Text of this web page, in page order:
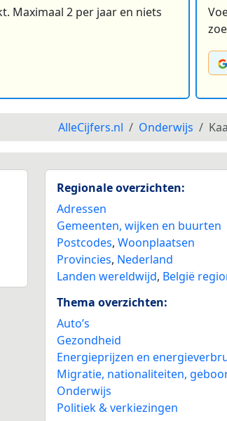
Maximaal 2 per jaar en niets
AlleCijfers.nl Onderwijs
Regionale overzichten:
Adressen
Gemeenten, wijken en buurten
Postcodes,Woonplaatsen
Provincies, Nederland
Landen wereldwijd, België
Thema overzichten:
Auto’s
Gezondheid
Energieprijzen en
Migratie, nationaliteiten,
Onderwijs
Politiek & verkiezingen